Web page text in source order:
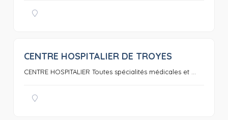
CENTRE HOSPITALIER DE TROYES
CENTRE HOSPITALIER Toutes spécialités médicales et ...